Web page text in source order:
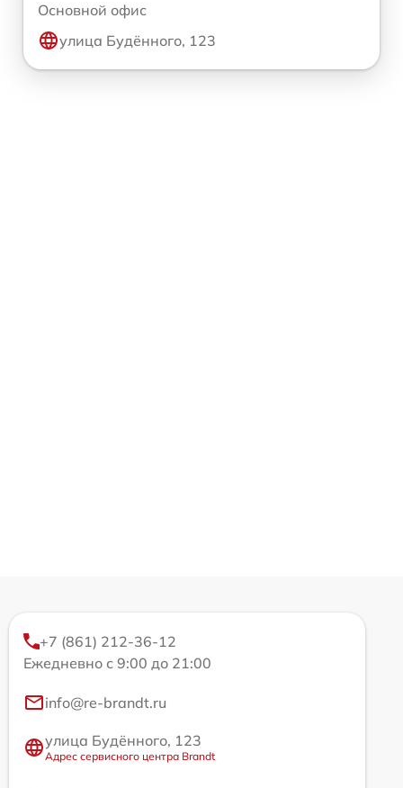
Основной офис
улица Будённого, 123
+7 (861) 212-36-12
Ежедневно с 9:00 до 21:00
info@re-brandt.ru
улица Будённого, 123
Адрес сервисного центра Brandt